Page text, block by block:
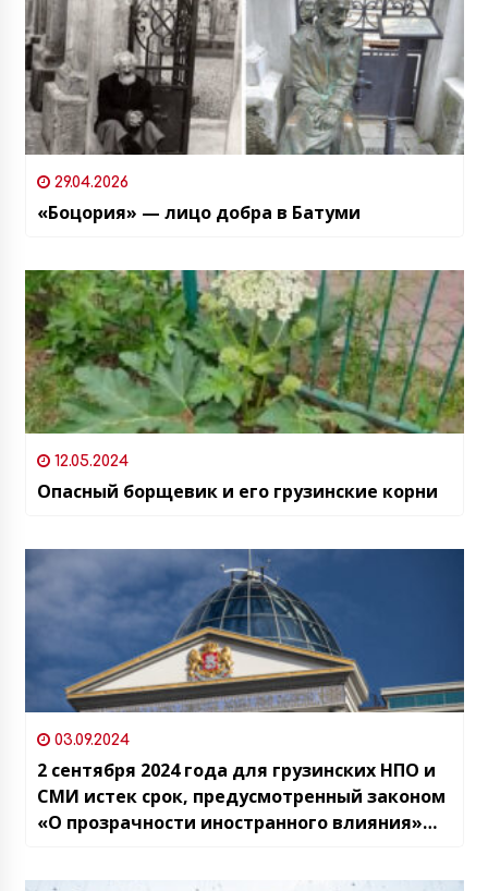
29.04.2026
«Боцория» — лицо добра в Батуми
12.05.2024
Опасный борщевик и его грузинские корни
03.09.2024
2 сентября 2024 года для грузинских НПО и
СМИ истек срок, предусмотренный законом
«О прозрачности иностранного влияния»
организаций, проводящих интересы